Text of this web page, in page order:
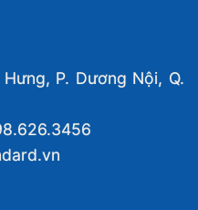
P. Dương Nội, Q.